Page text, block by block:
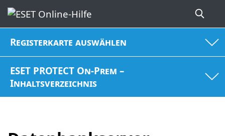
Registerkarte auswählen
ESET PROTECT On-Prem –
Inhaltsverzeichnis